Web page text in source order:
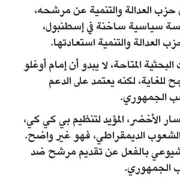
حزب العدالة والتنمية عن مرشحه،
سياسية ساخنة في إسطنبول،
العدالة والتنمية استعادتها.
البحثية المتاحة، لا يبدو أن إمام أوغلو
للغاية، لكنه يعتمد على الدعم
الجمهوري.
الأخضر، المؤيد لتنظيم بي كي كي،
الديمقراطي، فهو غير واضح.
بالفعل عن تقديم مرشح ضد